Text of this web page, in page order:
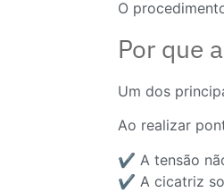
O
Por que
Um dos
Ao realizar
✔️ A tensão
✔️ A cicatriz